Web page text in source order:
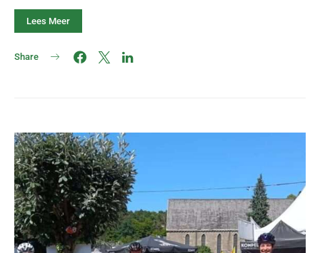
Lees Meer
Share